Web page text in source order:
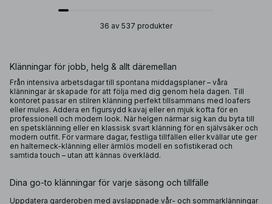
36 av 537 produkter
Klänningar för jobb, helg & allt däremellan
Från intensiva arbetsdagar till spontana middagsplaner – våra
klänningar är skapade för att följa med dig genom hela dagen. Till
kontoret passar en stilren klänning perfekt tillsammans med loafers
eller mules. Addera en figursydd kavaj eller en mjuk kofta för en
professionell och modern look. När helgen närmar sig kan du byta till
en spetsklänning eller en klassisk svart klänning för en självsäker och
modern outfit. För varmare dagar, festliga tillfällen eller kvällar ute ger
en halterneck-klänning eller ärmlös modell en sofistikerad och
samtida touch – utan att kännas överklädd.
Dina go-to klänningar för varje säsong och tillfälle
Uppdatera garderoben med avslappnade vår- och sommarklänningar